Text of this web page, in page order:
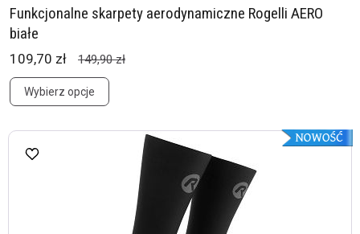
Funkcjonalne skarpety aerodynamiczne Rogelli AERO
białe
109,70 zł 149,90 zł
Wybierz opcje